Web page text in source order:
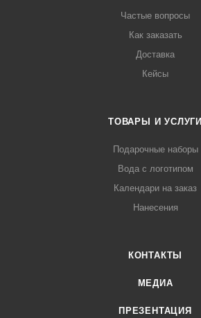
Частые вопросы
Как заказать
Доставка
Кейсы
ТОВАРЫ И УСЛУГИ
Подарочные наборы
Вода с логотипом
Календари на заказ
Нанесения
КОНТАКТЫ
МЕДИА
ПРЕЗЕНТАЦИЯ